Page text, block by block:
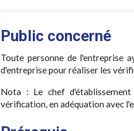
Public concerné
Toute personne de l'entreprise
d'entreprise pour réaliser les
Nota : Le chef
vérification, en adéquation avec